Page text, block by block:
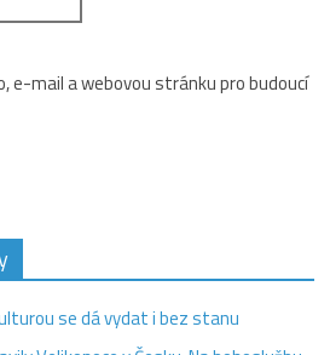
e-mail a webovou stránku pro budoucí
se dá vydat i bez stanu